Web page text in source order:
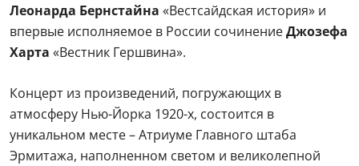
Леонарда Бернстайна «Вестсайдская история» и
впервые исполняемое в России сочинениеДжозефа
Харта «Вестник Гершвина».
Концерт из произведений, погружающих в
атмосферу Нью-Йорка 1920-х, состоится в
уникальном месте – Атриуме Главного штаба
Эрмитажа, наполненном светом и великолепной